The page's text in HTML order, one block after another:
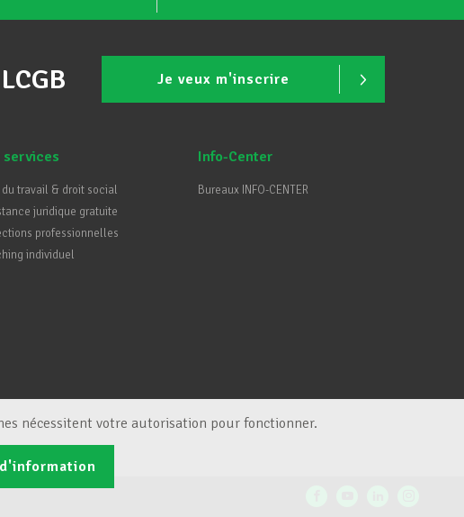
Je veux m'inscrire
services
du travail & droit social
juridique gratuite
professionnelles
individuel
Info-Center
Bureaux INFO-CENTER
nécessitent votre autorisation pour fonctionner.